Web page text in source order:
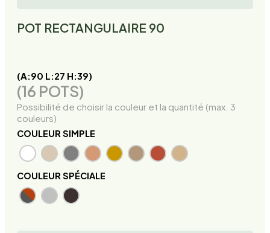
POT RECTANGULAIRE 90
(A:90 L:27 H:39)
(16 POTS)
Possibilité de choisir la couleur et la quantité (max. 3
couleurs)
COULEUR SIMPLE
COULEUR SPÉCIALE